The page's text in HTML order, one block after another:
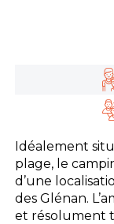
Idéalement
plage, le
d’une
des Glénan.
et résolument